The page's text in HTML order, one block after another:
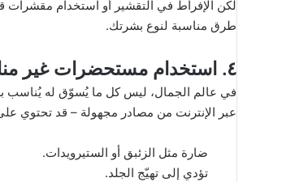
لكن الإفراط في التقشير أو استخدام مقشرات
طرق مناسبة لنوع بشرتك.
٤. استخدام مستحضرات غير مناسبة
في عالم الجمال، ليس كل ما يُسوّق له يُناسب
عبر الإنترنت من مصادر مجهولة – قد تحتوي
ضارة مثل الزئبق أو الستيرويدات.
تؤدي إلى تهيّج الجلد.